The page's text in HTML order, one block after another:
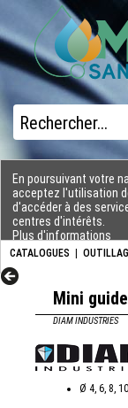
CATALOGUES
En poursuivant votre
acceptez l'utilisation
d'accéder à des
centres d'intérêts.
Plus d'informations